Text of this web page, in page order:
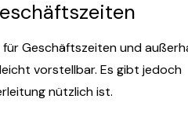
Geschäftszeiten und
vorstellbar. Es gibt jedoch
nützlich ist.